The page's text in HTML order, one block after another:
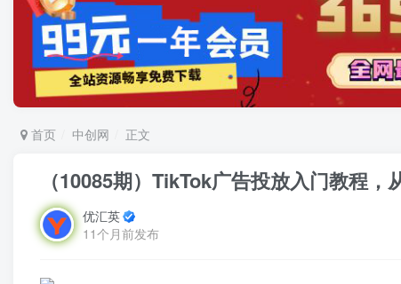
首页 中创网 正文
（10085期）TikTok广告投放入门教程
优汇英
11个月前发布